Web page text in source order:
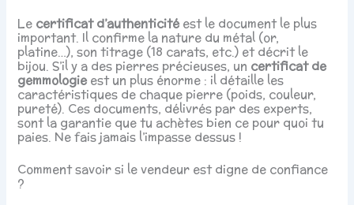
Le certificat d’authenticitéest le document le plus
important. Il confirme la nature du métal (or,
platine…), son titrage (18 carats, etc.) et décrit le
bijou. S’il y a des pierres précieuses, un certificat de
gemmologieest un plus énorme : il détaille les
caractéristiques de chaque pierre (poids, couleur,
pureté). Ces documents, délivrés par des experts,
sont la garantie que tu achètes bien ce pour quoi tu
paies. Ne fais jamais l’impasse dessus !
Comment savoir si le vendeur est digne de confiance
?